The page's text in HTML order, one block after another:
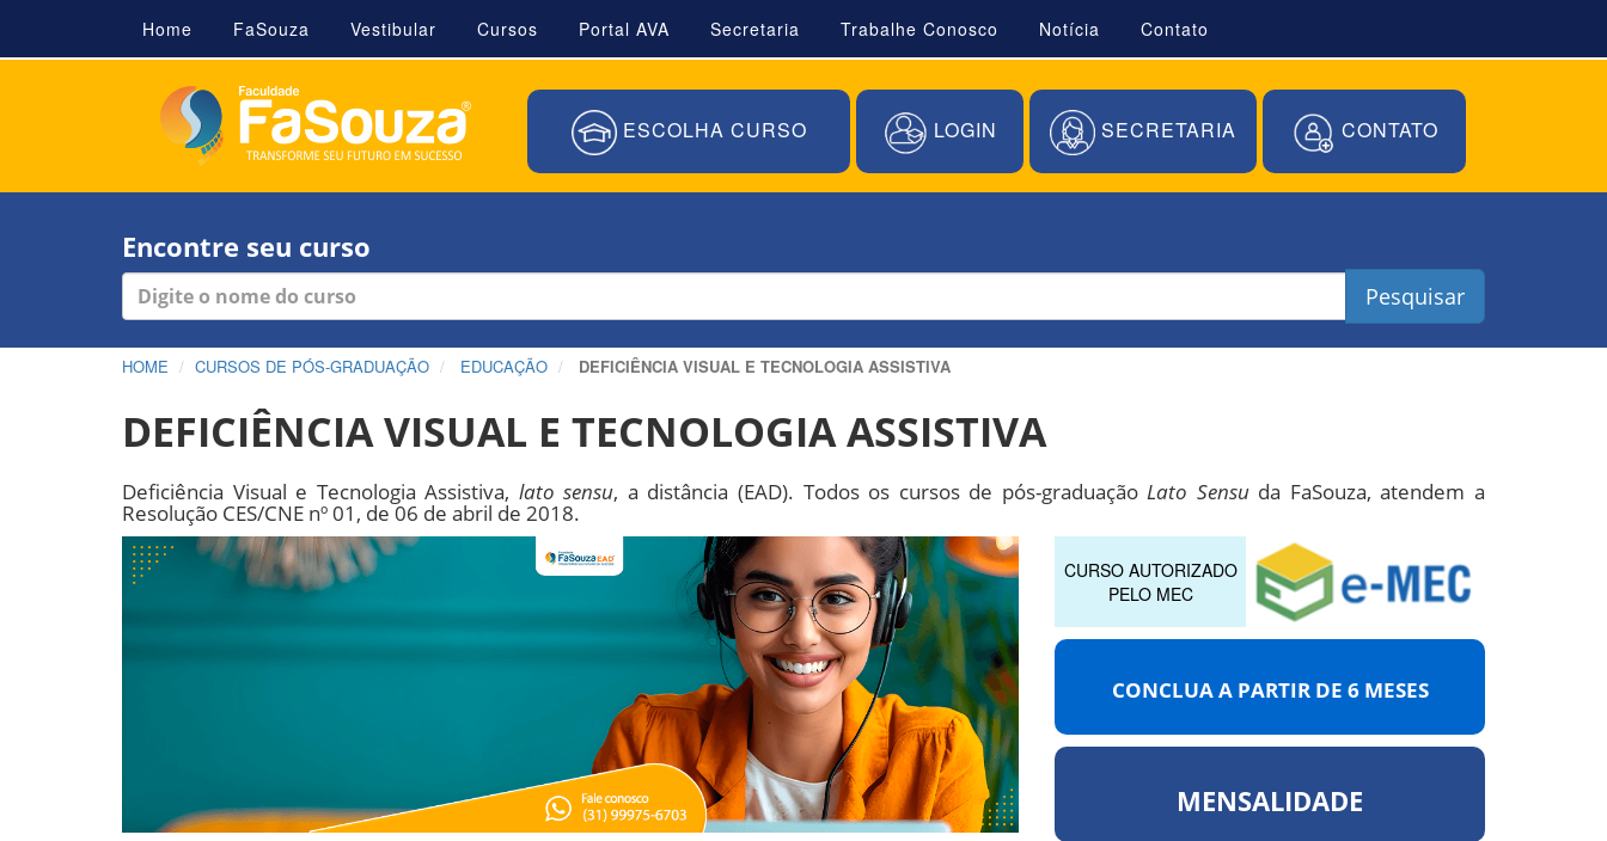
Home FaSouza Vestibular Cursos Portal AVA Secretaria Trabalhe Conosco Notícia Contato
ESCOLHA CURSO LOGIN SECRETARIA CONTATO
Encontre seu curso
Pesquisar
HOME CURSOS DE PÓS-GRADUAÇÃO EDUCAÇÃO DEFICIÊNCIA VISUAL E TECNOLOGIA ASSISTIVA
DEFICIÊNCIA VISUAL E TECNOLOGIA ASSISTIVA
Deficiência Visual e Tecnologia Assistiva, lato sensu, a distância (EAD). Todos os cursos de pós-graduaçãoLato Sensuda FaSouza, atendem a
Resolução CES/CNE nº 01, de 06 de abril de 2018.
CURSO AUTORIZADO
PELO MEC
CONCLUA A PARTIR DE 6 MESES
MENSALIDADE